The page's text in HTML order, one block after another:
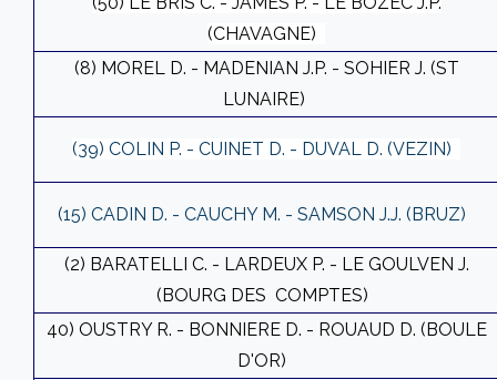
(CHAVAGNE)
(8) MOREL D. - MADENIAN J.P. - SOHIER J. (ST
LUNAIRE)
(39) COLIN P. - CUINET D. - DUVAL D. (VEZIN)
(15) CADIN D. - CAUCHY M. - SAMSON J.J. (BRUZ)
(2) BARATELLI C. - LARDEUX P. - LE GOULVEN J.
(BOURG DES COMPTES)
40) OUSTRY R. - BONNIERE D. - ROUAUD D. (BOULE
D'OR)